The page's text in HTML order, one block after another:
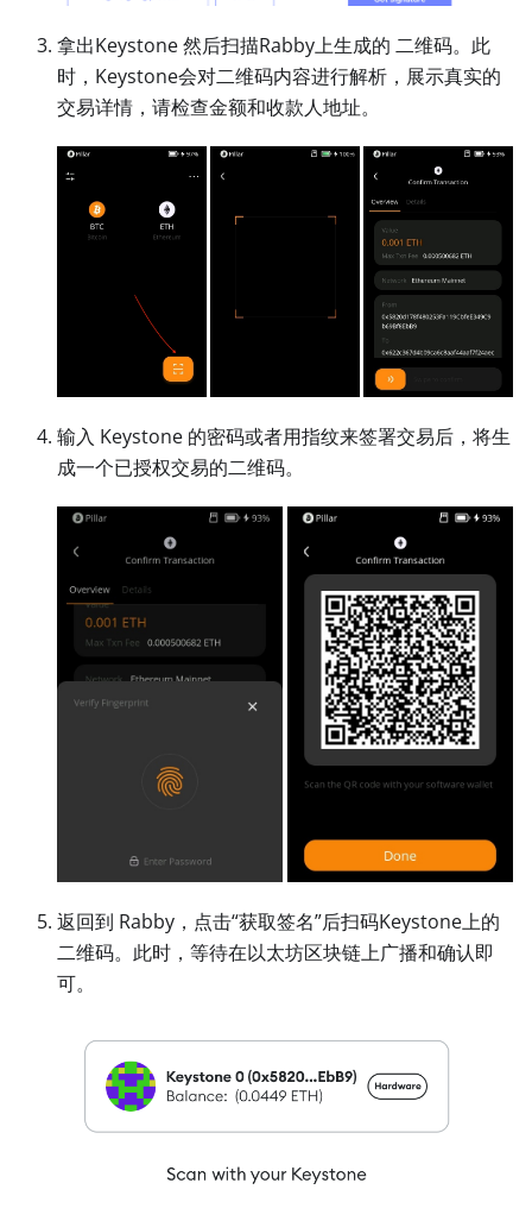
拿出Keystone 然后扫描Rabby上生成的 二维码。此
时，Keystone会对二维码内容进行解析，展示真实的
交易详情，请检查金额和收款人地址。
输入 Keystone 的密码或者用指纹来签署交易后，将生
成一个已授权交易的二维码。
返回到 Rabby，点击“获取签名”后扫码Keystone上的
二维码。此时，等待在以太坊区块链上广播和确认即
可。